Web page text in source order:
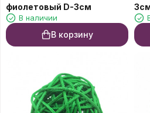
фиолетовый D-3см
В наличии
В корзину